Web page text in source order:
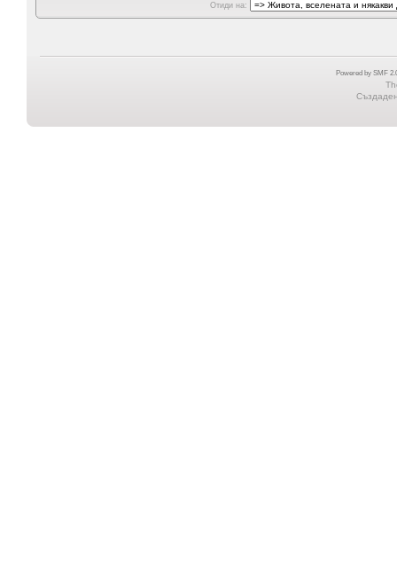
Отиди на:
Powered by SMF